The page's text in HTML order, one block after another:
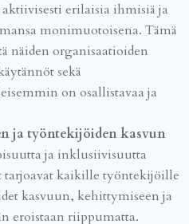
erilaisia ihmisiä ja
monimuotoisena. Tämä
näiden organisaatioiden
sekä
on osallistavaa ja
ja työntekijöiden kasvun
ja inklusiivisuutta
tarjoavat kaikille työntekijöille
kasvuun, kehittymiseen ja
eroistaan riippumatta.